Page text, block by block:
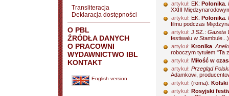
Transliteracja
Deklaracja dostępności
O PBL
ŹRÓDŁA DANYCH
O PRACOWNI
WYDAWNICTWO IBL
KONTAKT
English version
artykuł: EK: Polonika
XXIII
artykuł: EK: Polonika
filmu podczas
artykuł: J.SZ.: Gazeta
festiwalu w Stambule...)
artykuł: Kronika
roboczym tytułem "Ta
artykuł: Miłość w
artykuł: Przegląd
Adamkowi,
artykuł: (roma): Kolski
artykuł: Rosyjski